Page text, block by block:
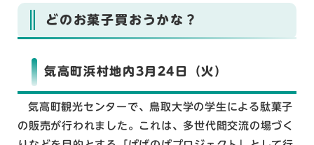
どのお菓子買おうかな？
気高町浜村地内3月24日（火）
気高町観光センターで、鳥取大学の学生による駄菓子
の販売が行われました。これは、多世代間交流の場づく